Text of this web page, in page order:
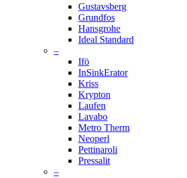
Gustavsberg
Grundfos
Hansgrohe
Ideal Standard
–
Ifö
InSinkErator
Kriss
Krypton
Laufen
Lavabo
Metro Therm
Neoperl
Pettinaroli
Pressalit
–